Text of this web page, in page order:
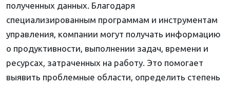
полученных данных. Благодаря
специализированным программам и инструментам
управления, компании могут получать информацию
о продуктивности, выполнении задач, времени и
ресурсах, затраченных на работу. Это помогает
выявить проблемные области, определить степень